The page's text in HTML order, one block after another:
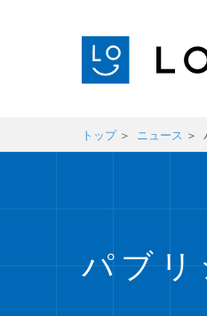
トップ ニュース
パブ